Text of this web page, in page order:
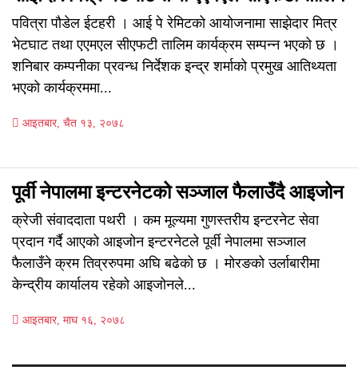
पवित्रा पौडेल ईटहरी । आई पे रेमिटको आयोजनामा साझेदार मित्र
भेटघाट तथा एएमएल सीएफटी तालिम कार्यक्रम सम्पन्न भएको छ ।
शनिबार कम्पनीका प्रवन्ध निर्देशक इन्द्र शर्माको प्रमुख आतिथ्यता
भएको कार्यक्रममा...
आइतबार, चैत १३, २०७८
पूर्वी नेपालमा इन्टरनेटको सञ्जाल फैलाउँदै आइजोन
क्रेजी संवाददाता पथरी । कम मूल्यमा गुणस्तरीय इन्टरनेट सेवा
प्रदान गर्दै आएको आइजोन इन्टरनेटले पूर्वी नेपालमा सञ्जाल
फैलाउँने क्रम तिव्ररुपमा अघि बढेको छ । मोरङको उर्लाबारीमा
केन्द्रीय कार्यालय रहेको आइजोनले...
आइतबार, माघ १६, २०७८